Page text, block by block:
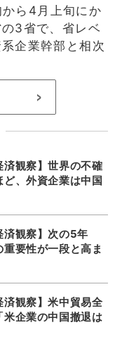
ら4月上旬にか
3省で、省レベ
企業幹部と相次
>
済観察】世界の不確
、外資企業は中国
済観察】次の5年
重要性が一段と高ま
済観察】米中貿易全
米企業の中国撤退は